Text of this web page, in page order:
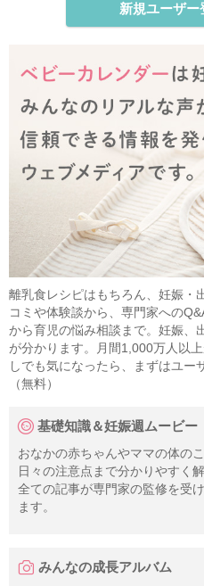
新規ユーザー
離乳食レシピはもちろん、妊娠・
コミや体験談から、専門家への
から育児の悩み相談まで。妊娠、
が分かります。月間1,000万人以
しでも気になったら、まずはユー
（無料）
基礎知識＆妊娠週ムービー
おなかの赤ちゃんやママの体の
日々の注意点まで分かりやすく解
全ての記事が専門家の監修を受
ます。
みんなの成長アルバム